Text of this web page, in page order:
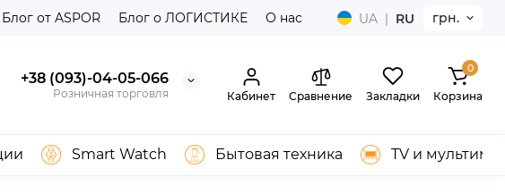
Блог от ASPOR Блог о ЛОГИСТИКЕ О нас UA | RU грн.
+38 (093)-04-05-066
Розничная торговля
Кабинет Сравнение Закладки
0
Корзина
Smart Watch Бытовая техника TV и